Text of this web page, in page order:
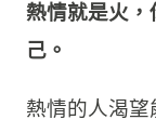
熱情就是火，
己。
熱情的人渴